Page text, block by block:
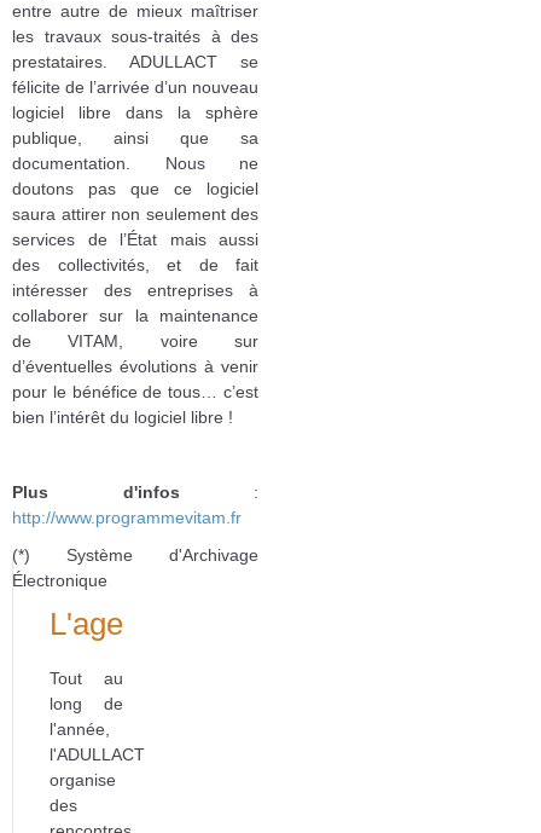
entre autre de mieux maîtriser
les travaux sous-traités à des
prestataires. ADULLACT se
félicite de l’arrivée d’un nouveau
logiciel libre dans la sphère
publique, ainsi que sa
documentation. Nous ne
doutons pas que ce logiciel
saura attirer non seulement des
services de l’État mais aussi
des collectivités, et de fait
intéresser des entreprises à
collaborer sur la maintenance
de VITAM, voire sur
d’éventuelles évolutions à venir
pour le bénéfice de tous… c’est
bien l’intérêt du logiciel libre !
Plus d'infos :
http://www.programmevitam.fr
(*) Système d'Archivage
Électronique
L'agenda
Tout au
long de
l'année,
l'ADULLACT
organise
des